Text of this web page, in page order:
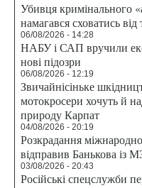
Убивця кримінального
намагався сховатись
06/08/2026 - 14:28
НАБУ і САП вручили
нові підозри
06/08/2026 - 12:19
Звичайнісіньке
мотокросери хочуть й
природу Карпат
04/08/2026 - 20:19
Розкрадання
відправив Банькова із
03/08/2026 - 20:43
Російські спецслужби